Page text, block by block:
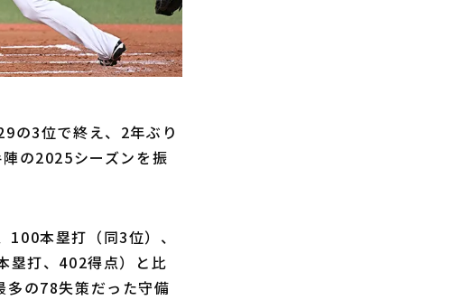
の3位で終え、2年ぶり
の2025シーズンを振
本塁打（同3位）、
塁打、402得点）と比
多の78失策だった守備